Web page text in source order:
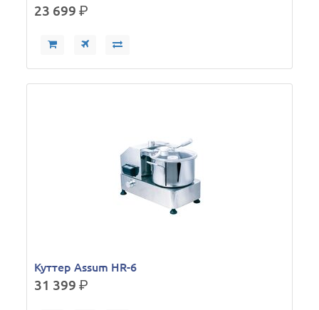
23 699р.
Куттер Assum HR-6
31 399р.